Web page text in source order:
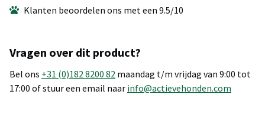
Klanten beoordelen ons met een 9.5/10
Vragen over dit product?
Bel ons +31 (0)182 8200 82 maandag t/m vrijdag van 9:00 tot
17:00 of stuur een email naar info@actievehonden.com